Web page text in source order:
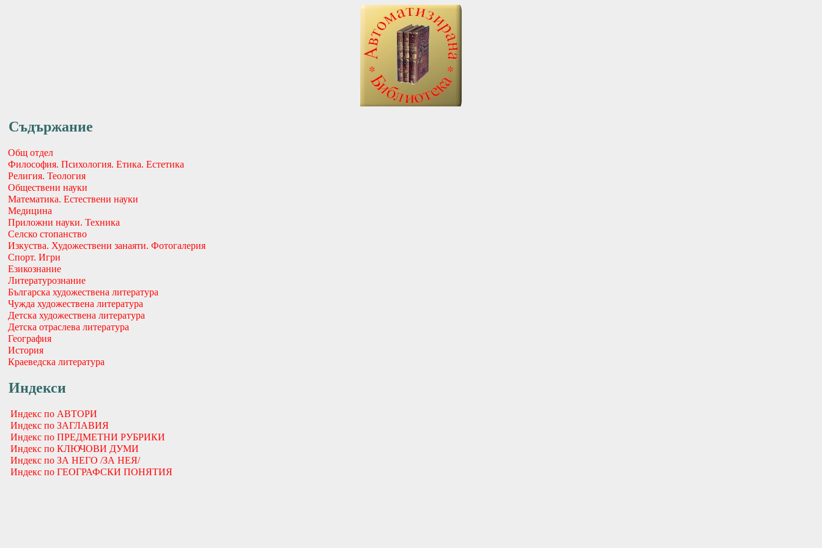
Съдържание
Общ отдел
Философия. Психология. Етика. Естетика
Религия. Теология
Обществени науки
Математика. Естествени науки
Медицина
Приложни науки. Техника
Селско стопанство
Изкуства. Художествени занаяти. Фотогалерия
Спорт. Игри
Езикознание
Литературознание
Българска художествена литература
Чужда художествена литература
Детска художествена литература
Детска отраслева литература
География
История
Краеведска литература
Индекси
Индекс по АВТОРИ
Индекс по ЗАГЛАВИЯ
Индекс по ПРЕДМЕТНИ РУБРИКИ
Индекс по КЛЮЧОВИ ДУМИ
Индекс по ЗА НЕГО /ЗА НЕЯ/
Индекс по ГЕОГРАФСКИ ПОНЯТИЯ